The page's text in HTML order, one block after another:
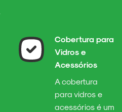
Cobertura para
Vidros e
Acessórios
A cobertura
para vidros e
acessórios é um